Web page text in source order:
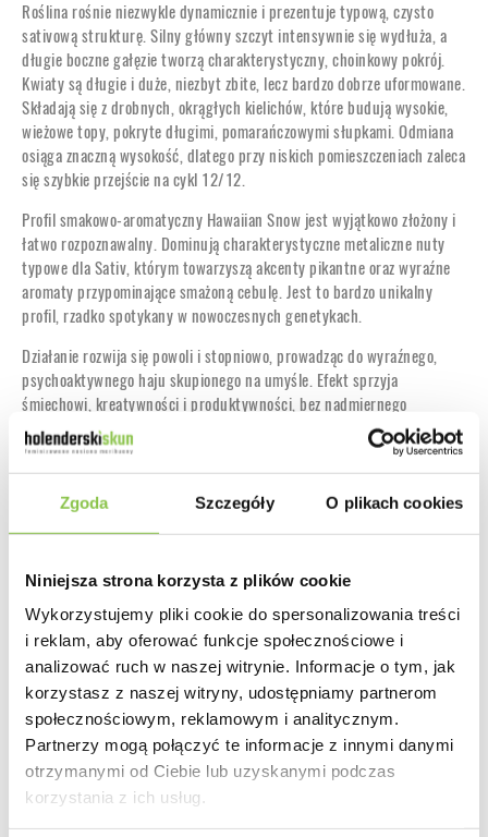
Zgoda Szczegóły O plikach cookies
Niniejsza strona korzysta z plików cookie
Wykorzystujemy pliki cookie do spersonalizowania treści
i reklam, aby oferować funkcje społecznościowe i
analizować ruch w naszej witrynie. Informacje o tym, jak
korzystasz z naszej witryny, udostępniamy partnerom
społecznościowym, reklamowym i analitycznym.
Partnerzy mogą połączyć te informacje z innymi danymi
otrzymanymi od Ciebie lub uzyskanymi podczas
korzystania z ich usług.
Roślina rośnie niezwykle dynamicznie i prezentuje typową, czysto
sativową strukturę. Silny główny szczyt intensywnie się wydłuża, a
długie boczne gałęzie tworzą charakterystyczny, choinkowy pokrój.
Kwiaty są długie i duże, niezbyt zbite, lecz bardzo dobrze uformowane.
Składają się z drobnych, okrągłych kielichów, które budują wysokie,
wieżowe topy, pokryte długimi, pomarańczowymi słupkami. Odmiana
osiąga znaczną wysokość, dlatego przy niskich pomieszczeniach zaleca
się szybkie przejście na cykl 12/12.
Profil smakowo-aromatyczny Hawaiian Snow jest wyjątkowo złożony i
łatwo rozpoznawalny. Dominują charakterystyczne metaliczne nuty
typowe dla Sativ, którym towarzyszą akcenty pikantne oraz wyraźne
aromaty przypominające smażoną cebulę. Jest to bardzo unikalny
profil, rzadko spotykany w nowoczesnych genetykach.
Działanie rozwija się powoli i stopniowo, prowadząc do wyraźnego,
psychoaktywnego haju skupionego na umyśle. Efekt sprzyja
śmiechowi, kreatywności i produktywności, bez nadmiernego
obciążenia ciała. Hawaiian Snow to doskonała odmiana do użytku w
ciągu dnia, ceniona przez doświadczonych użytkowników za wysoką
jakość haju i potencjalnie wysoką zawartość THC.
Sativowe, podnoszące na duchu
Smak
Metaliczny, przypraw, cebuli